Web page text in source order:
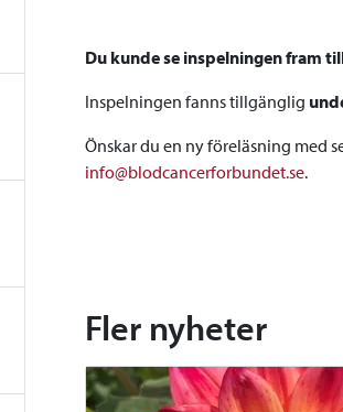
Du kunde se inspelningen fram
Inspelningen fanns tillgänglig
Önskar du en ny föreläsning med
info@blodcancerforbundet.se.
Fler nyheter